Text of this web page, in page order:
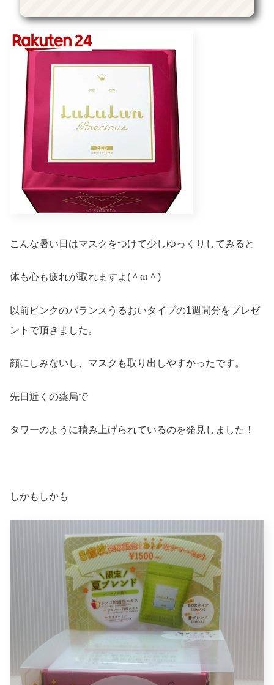
こんな暑い日はマスクをつけて少しゆっくりしてみると
体も心も疲れが取れますよ(＾ω＾)
以前ピンクのバランスうるおいタイプの1週間分をプレゼ
ントで頂きました。
顔にしみないし、マスクも取り出しやすかったです。
先日近くの薬局で
タワーのように積み上げられているのを発見しました！
しかもしかも